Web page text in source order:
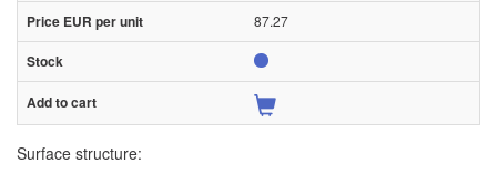
87.27
Surface structure: